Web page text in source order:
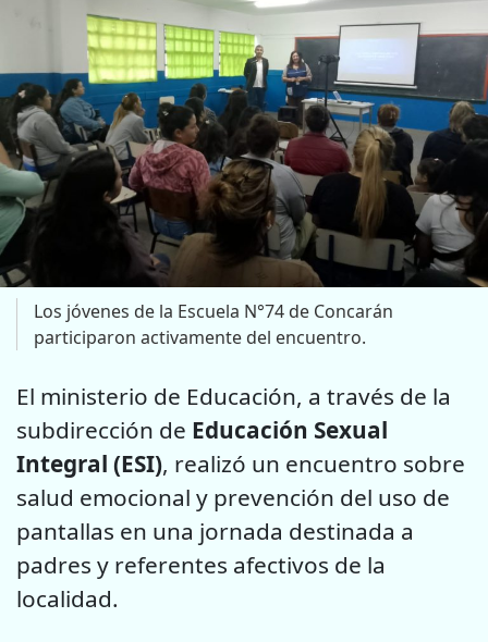
Los jóvenes de la Escuela N°74 de Concarán
participaron activamente del encuentro.
El ministerio de Educación, a través de la
subdirección de Educación Sexual
Integral (ESI), realizó un encuentro sobre
salud emocional y prevención del uso de
pantallas en una jornada destinada a
padres y referentes afectivos de la
localidad.